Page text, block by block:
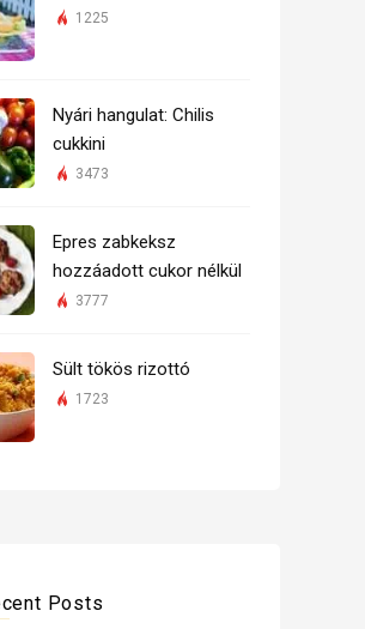
1225
Nyári hangulat: Chilis
cukkini
3473
Epres zabkeksz
hozzáadott cukor nélkül
3777
Sült tökös rizottó
1723
Posts